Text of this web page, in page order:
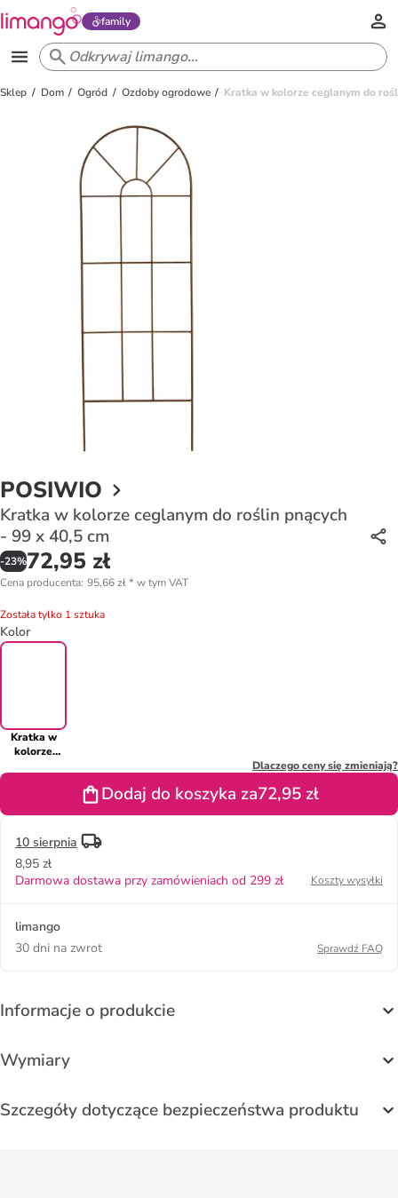
family
Sklep Dom Ogród Ozdoby ogrodowe Kratka w kolorze ceglanym do
POSIWIO
Kratka w kolorze ceglanym do roślin pnących
- 99 x 40,5 cm
-23%72,95 zł
Cena producenta: 95,66 zł* w tym VAT
Została tylko 1 sztuka
Kolor
Kratka w
kolorze
Dlaczego ceny się zmieniają?
Dodaj do koszyka za72,95 zł
10 sierpnia
8,95 zł
Darmowa dostawa przy zamówieniach od 299 zł
Koszty wysyłki
limango
30 dni na zwrot
Sprawdź FAQ
Informacje o produkcie
Wymiary
Szczegóły dotyczące bezpieczeństwa produktu